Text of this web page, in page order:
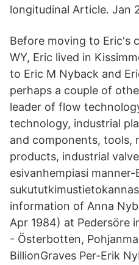
longitudinal Article. Jan
Before moving to Eric's
WY, Eric lived in
to Eric M Nyback and
perhaps a couple of
leader of flow
technology, industrial
and components, tools,
products, industrial
esivanhempiasi manner-
information of Anna
Apr 1984) at Pedersöre
- Österbotten,
BillionGraves Per-Erik